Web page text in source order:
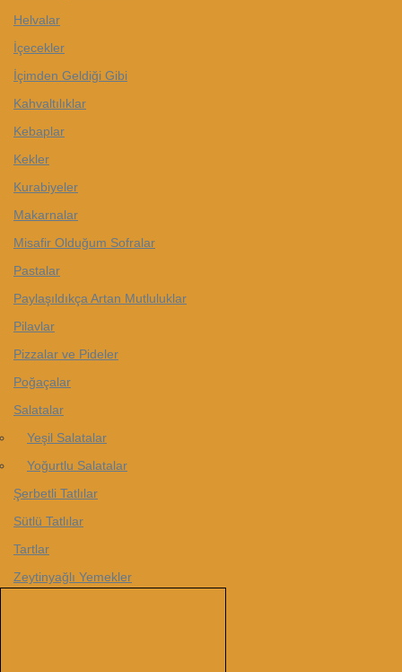
Helvalar
İçecekler
İçimden Geldiği Gibi
Kahvaltılıklar
Kebaplar
Kekler
Kurabiyeler
Makarnalar
Misafir Olduğum Sofralar
Pastalar
Paylaşıldıkça Artan Mutluluklar
Pilavlar
Pizzalar ve Pideler
Poğaçalar
Salatalar
Yeşil Salatalar
Yoğurtlu Salatalar
Şerbetli Tatlılar
Sütlü Tatlılar
Tartlar
Zeytinyağlı Yemekler